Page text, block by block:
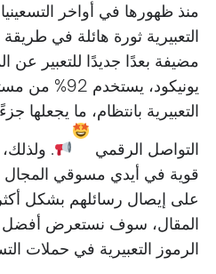
منذ ظهورها في أواخر
التعبيرية ثورة هائلة في طريقة
مضيفة بعدًا جديدًا للتعبير عن
يونيكود،
التعبيرية بانتظام، ما يجعلها
التواصل الرقمي
. ولذلك،
قوية في أيدي مسوقي
على إيصال رسائلهم بشكل
المقال، سوف نستعرض أفضل
الرموز التعبيرية في حملات